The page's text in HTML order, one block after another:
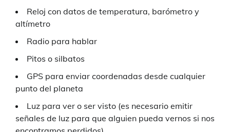
Reloj con datos de temperatura, barómetro y
altímetro
Radio para hablar
Pitos o silbatos
GPS para enviar coordenadas desde cualquier
punto del planeta
Luz para ver o ser visto (es necesario emitir
señales de luz para que alguien pueda vernos si nos